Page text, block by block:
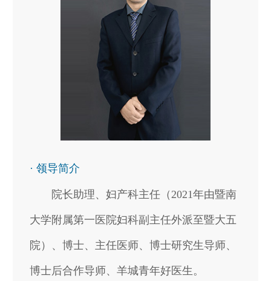
· 领导简介
院长助理、妇产科主任（2021年由暨南
大学附属第一医院妇科副主任外派至暨大五
院）、博士、主任医师、博士研究生导师、
博士后合作导师、羊城青年好医生。